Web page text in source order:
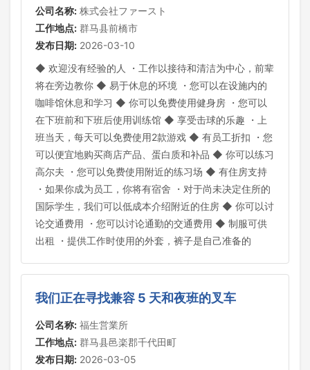
公司名称: 株式会社ファースト
工作地点: 群马县前橋市
发布日期: 2026-03-10
◆ 欢迎没有经验的人 ・工作以接待和清洁为中心，前辈
将在旁边教你 ◆ 易于休息的环境 ・您可以在设施内的
咖啡馆休息和学习 ◆ 你可以免费使用健身房 ・您可以
在下班前和下班后使用训练馆 ◆ 享受击球的乐趣 ・上
班当天，每天可以免费使用2款游戏 ◆ 有员工折扣 ・您
可以便宜地购买商店产品、蛋白质和补品 ◆ 你可以练习
高尔夫 ・您可以免费使用附近的练习场 ◆ 有住房支持
・如果你成为员工，你将有宿舍 ・对于尚未决定住所的
国际学生，我们可以低成本介绍附近的住房 ◆ 你可以讨
论交通费用 ・您可以讨论通勤的交通费用 ◆ 制服可供
出租 ・提供工作时使用的外套，裤子是自己准备的
我们正在寻找兼容 5 天和夜班的叉车
公司名称: 福生営業所
工作地点: 群马县邑楽郡千代田町
发布日期: 2026-03-05